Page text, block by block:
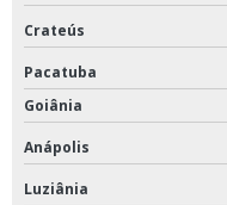
Crateús
Pacatuba
Goiânia
Anápolis
Luziânia